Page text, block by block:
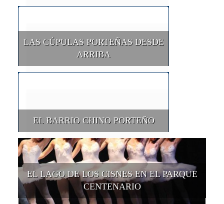
LAS CÚPULAS PORTEÑAS DESDE
ARRIBA
EL BARRIO CHINO PORTEÑO
EL LAGO DE LOS CISNES EN EL PARQUE
CENTENARIO